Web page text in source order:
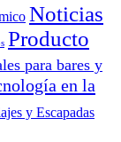
Noticias
Producto
para bares y
en la
y Escapadas